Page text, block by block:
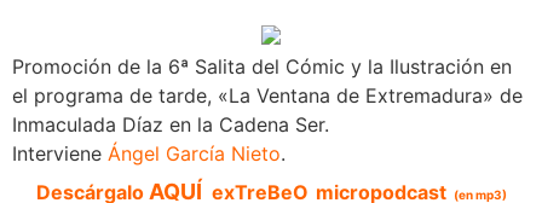
Promoción de la 6ª Salita del Cómic y la Ilustración en
el programa de tarde, «La Ventana de Extremadura» de
Inmaculada Díaz en la Cadena Ser.
Interviene Ángel García Nieto.
Descárgalo AQUÍ exTreBeO micropodcast (en mp3)